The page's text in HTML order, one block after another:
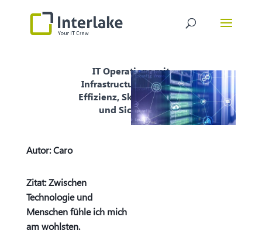
IT Operations mit
Infrastructure as Code:
Effizienz, Skalierbarkeit
und Sicherheit
Autor:Caro
Zitat: Zwischen
Technologie und
Menschen fühle ich mich
am wohlsten.